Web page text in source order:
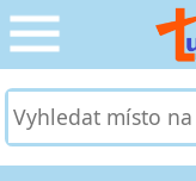
CESTOVÁNÍ
SLUŽBY &